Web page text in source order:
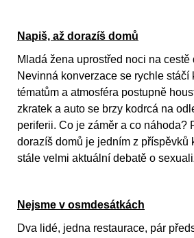
Napiš, až dorazíš domů
Mladá žena uprostřed noci na cestě
Nevinná konverzace se rychle stáčí
tématům a atmosféra postupně
zkratek a auto se brzy kodrcá na
periferii. Co je záměr a co náhoda?
dorazíš domů je jedním z příspěvků
stále velmi aktuální debatě o
Nejsme v osmdesátkách
Dva lidé, jedna restaurace, pár